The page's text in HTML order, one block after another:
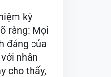
kỳ
ràng: Mọi
đáng của
nhân
cho thấy,